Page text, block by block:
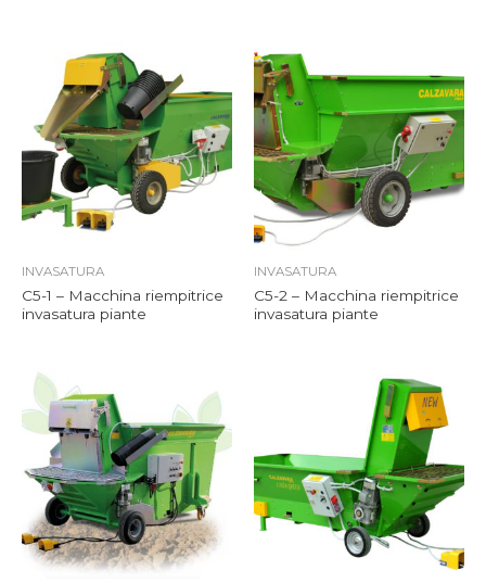
INVASATURA
C5-1 – Macchina riempitrice
invasatura piante
INVASATURA
C5-2 – Macchina riempitrice
invasatura piante